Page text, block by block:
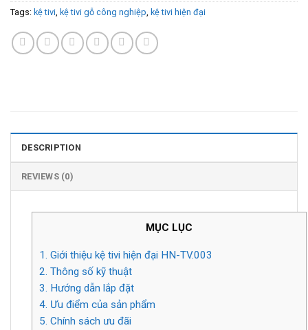
Tags: kệ tivi, kệ tivi gỗ công nghiệp, kệ tivi hiện đại
DESCRIPTION
REVIEWS (0)
MỤC LỤC
1. Giới thiệu kệ tivi hiện đại HN-TV.003
2. Thông số kỹ thuật
3. Hướng dẫn lắp đặt
4. Ưu điểm của sản phẩm
5. Chính sách ưu đãi